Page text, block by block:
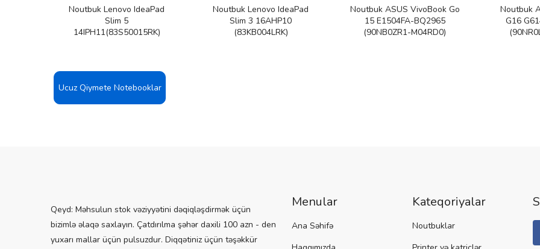
Noutbuk Lenovo IdeaPad
Slim 5
14IPH11(83S50015RK)
Noutbuk Lenovo IdeaPad
Slim 3 16AHP10
(83KB004LRK)
Noutbuk ASUS VivoBook Go
15 E1504FA-BQ2965
(90NB0ZR1-M04RD0)
Noutbuk
G16
Ucuz Qiymete Notebooklar
Qeyd: Məhsulun stok vəziyyətini dəqiqləşdirmək üçün
bizimlə əlaqə saxlayın. Çatdırılma şəhər daxili 100 azn - den
yuxarı mallar üçün pulsuzdur. Diqqətiniz üçün təşəkkür
Menular
Ana Səhifə
Kateqoriyalar
Noutbuklar